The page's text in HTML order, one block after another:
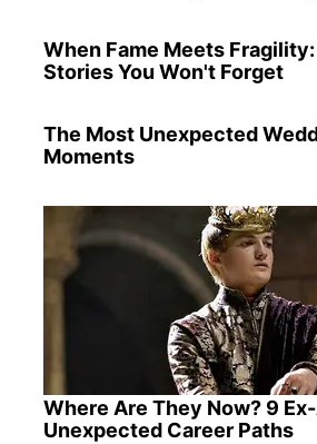
When Fame Meets
Stories You Won't Forget
The Most Unexpected
Moments
Where Are They Now? 9
Unexpected Career Paths